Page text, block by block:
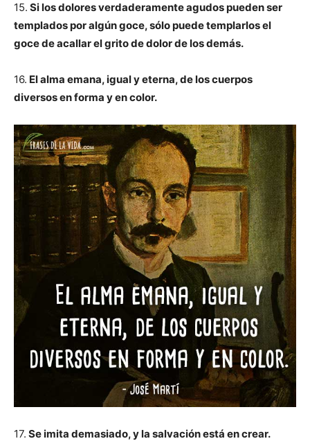
15. Si los dolores verdaderamente agudos pueden ser
templados por algún goce, sólo puede templarlos el
goce de acallar el grito de dolor de los demás.
16. El alma emana, igual y eterna, de los cuerpos
diversos en forma y en color.
17. Se imita demasiado, y la salvación está en crear.